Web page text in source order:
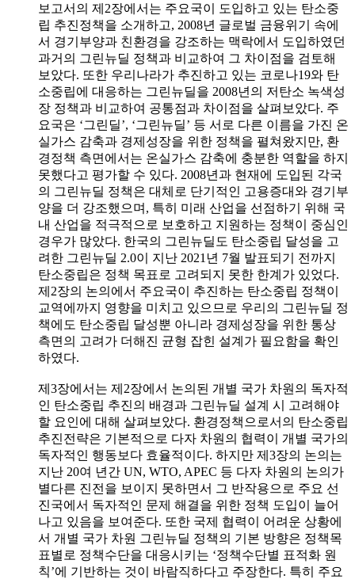
보고서의 제2장에서는 주요국이 도입하고 있는 탄소중
립 추진정책을 소개하고, 2008년 글로벌 금융위기 속에
서 경기부양과 친환경을 강조하는 맥락에서 도입하였던
과거의 그린뉴딜 정책과 비교하여 그 차이점을 검토해
보았다. 또한 우리나라가 추진하고 있는 코로나19와 탄
소중립에 대응하는 그린뉴딜을 2008년의 저탄소 녹색성
장 정책과 비교하여 공통점과 차이점을 살펴보았다. 주
요국은 ‘그린딜’, ‘그린뉴딜’ 등 서로 다른 이름을 가진 온
실가스 감축과 경제성장을 위한 정책을 펼쳐왔지만, 환
경정책 측면에서는 온실가스 감축에 충분한 역할을 하지
못했다고 평가할 수 있다. 2008년과 현재에 도입된 각국
의 그린뉴딜 정책은 대체로 단기적인 고용증대와 경기부
양을 더 강조했으며, 특히 미래 산업을 선점하기 위해 국
내 산업을 적극적으로 보호하고 지원하는 정책이 중심인
경우가 많았다. 한국의 그린뉴딜도 탄소중립 달성을 고
려한 그린뉴딜 2.0이 지난 2021년 7월 발표되기 전까지
탄소중립은 정책 목표로 고려되지 못한 한계가 있었다.
제2장의 논의에서 주요국이 추진하는 탄소중립 정책이
교역에까지 영향을 미치고 있으므로 우리의 그린뉴딜 정
책에도 탄소중립 달성뿐 아니라 경제성장을 위한 통상
측면의 고려가 더해진 균형 잡힌 설계가 필요함을 확인
하였다.
제3장에서는 제2장에서 논의된 개별 국가 차원의 독자적
인 탄소중립 추진의 배경과 그린뉴딜 설계 시 고려해야
할 요인에 대해 살펴보았다. 환경정책으로서의 탄소중립
추진전략은 기본적으로 다자 차원의 협력이 개별 국가의
독자적인 행동보다 효율적이다. 하지만 제3장의 논의는
지난 20여 년간 UN, WTO, APEC 등 다자 차원의 논의가
별다른 진전을 보이지 못하면서 그 반작용으로 주요 선
진국에서 독자적인 문제 해결을 위한 정책 도입이 늘어
나고 있음을 보여준다. 또한 국제 협력이 어려운 상황에
서 개별 국가 차원 그린뉴딜 정책의 기본 방향은 정책목
표별로 정책수단을 대응시키는 ‘정책수단별 표적화 원
칙’에 기반하는 것이 바람직하다고 주장한다. 특히 주요